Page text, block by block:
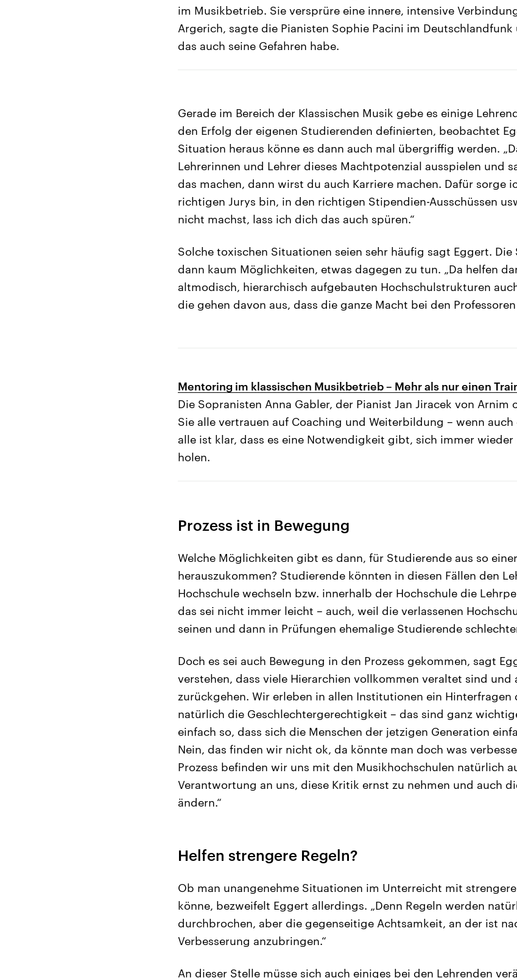
im Musikbetrieb. Sie versprüre eine innere, intensive
Argerich, sagte die Pianisten Sophie Pacini im Deutschlandfunk
das auch seine Gefahren habe.
Gerade im Bereich der Klassischen Musik gebe es einige
den Erfolg der eigenen Studierenden definierten, beobachtet
Situation heraus könne es dann auch mal übergriffig werden.
Lehrerinnen und Lehrer dieses Machtpotenzial ausspielen und
das machen, dann wirst du auch Karriere machen. Dafür sorge
richtigen Jurys bin, in den richtigen Stipendien-Ausschüssen
nicht machst, lass ich dich das auch spüren.“
Solche toxischen Situationen seien sehr häufig sagt Eggert.
dann kaum Möglichkeiten, etwas dagegen zu tun. „Da helfen
altmodisch, hierarchisch aufgebauten Hochschulstrukturen
die gehen davon aus, dass die ganze Macht bei den
Mentoring im klassischen Musikbetrieb – Mehr als nur einen
Die Sopranisten Anna Gabler, der Pianist Jan Jiracek von Arnim
Sie alle vertrauen auf Coaching und Weiterbildung – wenn
alle ist klar, dass es eine Notwendigkeit gibt, sich immer wieder
holen.
Prozess ist in Bewegung
Welche Möglichkeiten gibt es dann, für Studierende aus so
herauszukommen? Studierende könnten in diesen Fällen den
Hochschule wechseln bzw. innerhalb der Hochschule die
das sei nicht immer leicht – auch, weil die verlassenen
seinen und dann in Prüfungen ehemalige Studierende
Doch es sei auch Bewegung in den Prozess gekommen, sagt
verstehen, dass viele Hierarchien vollkommen veraltet sind und
zurückgehen. Wir erleben in allen Institutionen ein Hinterfragen
natürlich die Geschlechtergerechtigkeit – das sind ganz
einfach so, dass sich die Menschen der jetzigen Generation
Nein, das finden wir nicht ok, da könnte man doch was
Prozess befinden wir uns mit den Musikhochschulen natürlich
Verantwortung an uns, diese Kritik ernst zu nehmen und auch
ändern.“
Helfen strengere Regeln?
Ob man unangenehme Situationen im Unterreicht mit
könne, bezweifelt Eggert allerdings. „Denn Regeln werden
durchbrochen, aber die gegenseitige Achtsamkeit, an der ist
Verbesserung anzubringen.“
An dieser Stelle müsse sich auch einiges bei den Lehrenden